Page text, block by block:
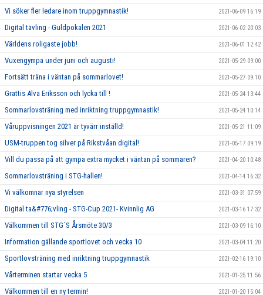
Vi söker fler ledare inom truppgymnastik! 2021-06-09 16:19
Digital tävling - Guldpokalen 2021 2021-06-02 20:03
Världens roligaste jobb! 2021-06-01 12:42
Vuxengympa under juni och augusti! 2021-05-29 09:00
Fortsätt träna i väntan på sommarlovet! 2021-05-27 09:10
Grattis Alva Eriksson och lycka till ! 2021-05-24 13:44
Sommarlovsträning med inriktning truppgymnastik! 2021-05-24 10:14
Våruppvisningen 2021 är tyvärr inställd! 2021-05-21 11:09
USM-truppen tog silver på Rikstvåan digital! 2021-05-17 09:19
Vill du passa på att gympa extra mycket i väntan på sommaren? 2021-04-20 10:48
Sommarlovsträning i STG-hallen! 2021-04-14 16:32
Vi välkomnar nya styrelsen 2021-03-31 07:59
Digital ta&#776;vling - STG-Cup 2021- Kvinnlig AG 2021-03-16 17:32
Välkommen till STG´S Årsmöte 30/3 2021-03-09 16:10
Information gällande sportlovet och vecka 10 2021-03-04 11:20
Sportlovsträning med inriktning truppgymnastik 2021-02-16 19:10
Vårterminen startar vecka 5 2021-01-25 11:56
Välkommen till en ny termin! 2021-01-20 15:04